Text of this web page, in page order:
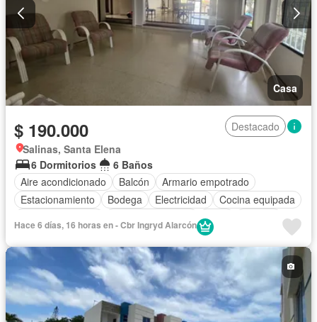
Casa
$ 190.000
Destacado
Salinas, Santa Elena
6 Dormitorios
6 Baños
Aire acondicionado
Balcón
Armario empotrado
Estacionamiento
Bodega Electricidad
Cocina equipada
Agua
Cancha de tenis Parcialmente amoblado
Hace 6 días, 16 horas en - Cbr Ingryd Alarcón